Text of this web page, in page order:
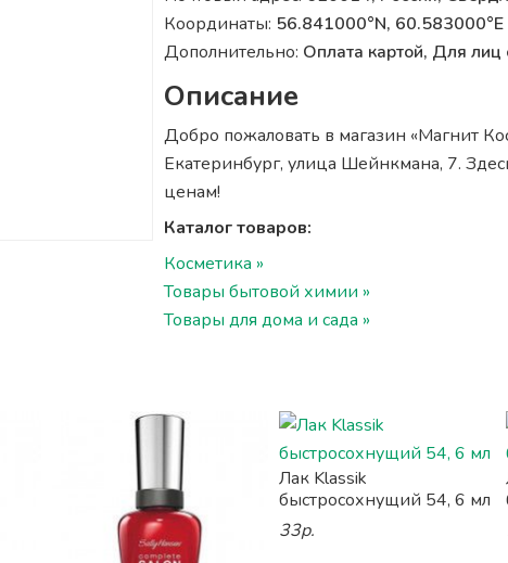
Координаты: 56.841000°N, 60.583000°E
Дополнительно: Оплата картой, Для
Описание
Добро пожаловать в магазин «Магнит
Екатеринбург, улица Шейнкмана, 7.
ценам!
Каталог товаров:
Косметика »
Товары бытовой химии »
Товары для дома и сада »
Лак Klassik
быстросохнущий 54, 6 мл
33р.